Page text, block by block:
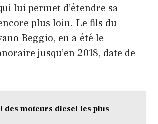
lui permet d’étendre sa
plus loin. Le fils du
Beggio, en a été le
jusqu’en 2018, date de
des moteurs diesel les plus